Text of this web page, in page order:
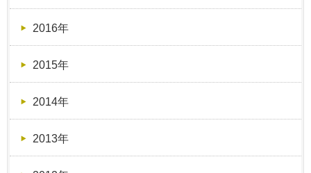
2016年
2015年
2014年
2013年